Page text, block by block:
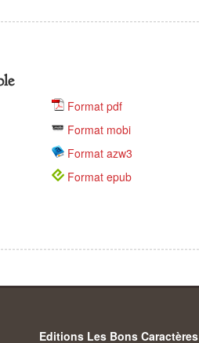
Format pdf
Format mobi
Format azw3
Format epub
Editions Les Bons Caractères